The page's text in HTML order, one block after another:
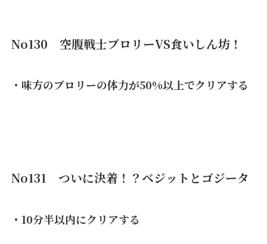
No130 空腹戦士ブロリーVS食いしん坊！
・味方のブロリーの体力が50%以上でクリアする
No131 ついに決着！？ベジットとゴジータ
・10分半以内にクリアする